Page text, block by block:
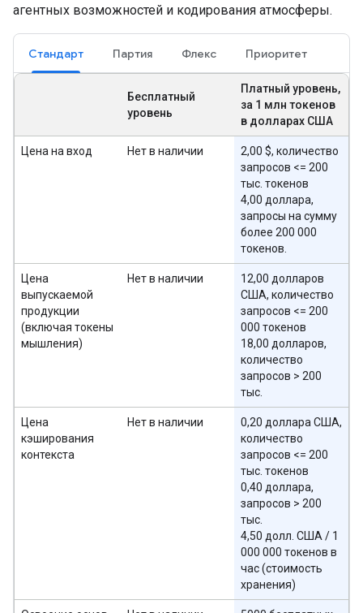
агентных возможностей и кодирования атмосферы.
Стандарт Партия Флекс Приоритет
Бесплатный
уровень
Платный уровень,
за 1 млн токенов
в долларах США
Цена на вход Нет в наличии
2,00 $, количество
запросов <= 200
тыс. токенов
4,00 доллара,
запросы на сумму
более 200 000
токенов.
Цена
выпускаемой
продукции
(включая токены
мышления)
Нет в наличии
12,00 долларов
США, количество
запросов <= 200
000 токенов
18,00 долларов,
количество
запросов > 200
тыс.
Цена
кэширования
контекста
Нет в наличии
0,20 доллара США,
количество
запросов <= 200
тыс. токенов
0,40 доллара,
запросов > 200
тыс.
4,50 долл. США / 1
000 000 токенов в
час (стоимость
хранения)